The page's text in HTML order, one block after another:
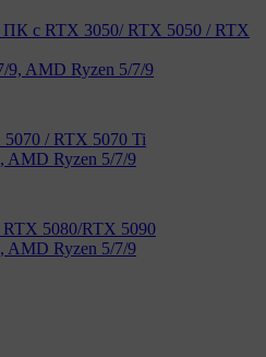
с RTX 3050/ RTX 5050 / RTX
9, AMD Ryzen 5/7/9
/ RTX 5070 Ti
AMD Ryzen 5/7/9
5080/RTX 5090
AMD Ryzen 5/7/9